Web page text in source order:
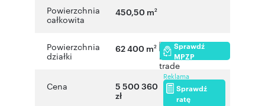
Powierzchnia
całkowita
450,50 m2
Powierzchnia
działki
62 400 m2
Sprawdź
MPZP
Cena
5 500 360
zł
Reklama
Sprawdź
ratę